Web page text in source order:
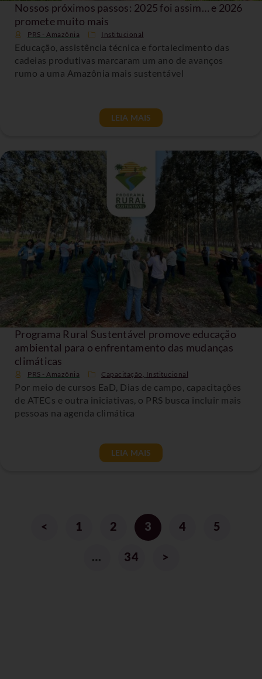
Nossos próximos passos: 2025 foi assim… e 2026
promete muito mais
PRS - Amazônia Institucional
Educação, assistência técnica e fortalecimento das
cadeias produtivas marcaram um ano de avanços
rumo a uma Amazônia mais sustentável
LEIA MAIS
Programa Rural Sustentável promove educação
ambiental para o enfrentamento das mudanças
climáticas
PRS - Amazônia Capacitação , Institucional
Por meio de cursos EaD, Dias de campo, capacitações
de ATECs e outra iniciativas, o PRS busca incluir mais
pessoas na agenda climática
LEIA MAIS
< 1 2 3 4 5
… 34 >